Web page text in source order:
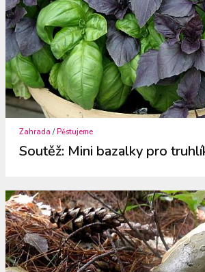
Zahrada /Pěstujeme
Soutěž: Mini bazalky pro